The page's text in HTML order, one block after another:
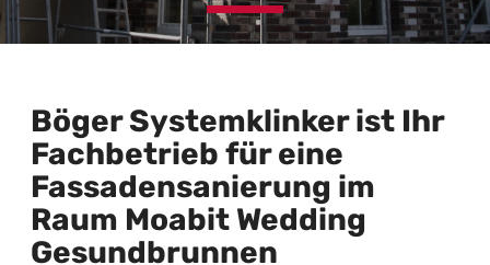
Böger Systemklinker ist Ihr
Fachbetrieb für eine
Fassadensanierung im
Raum Moabit Wedding
Gesundbrunnen